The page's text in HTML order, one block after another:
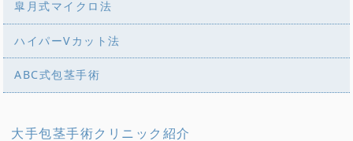
皐月式マイクロ法
ハイパーVカット法
ABC式包茎手術
大手包茎手術クリニック紹介